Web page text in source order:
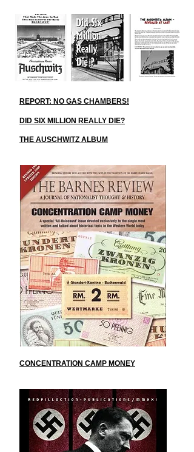
REPORT: NO GAS CHAMBERS!
DID SIX MILLION REALLY DIE?
THE AUSCHWITZ ALBUM
CONCENTRATION CAMP MONEY